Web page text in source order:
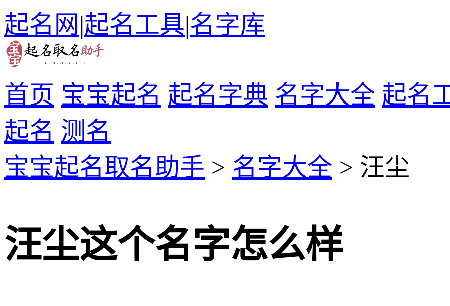
起名网|起名工具|名字库
首页 宝宝起名 起名字典 名字大全 起名
起名 测名
宝宝起名取名助手 > 名字大全 > 汪尘
汪尘这个名字怎么样